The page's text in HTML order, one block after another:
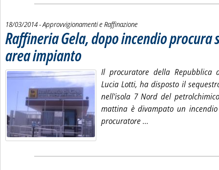
18/03/2014- Approvvigionamenti e Raffinazione
Raffineria Gela, dopo incendio procura
area impianto . Pubblicata martedì 18 marzo 2014 alle 14.46.
Il procuratore della Repubblica
Lucia Lotti, ha disposto il
nell'isola 7 Nord del
mattina è divampato un
procuratore ...